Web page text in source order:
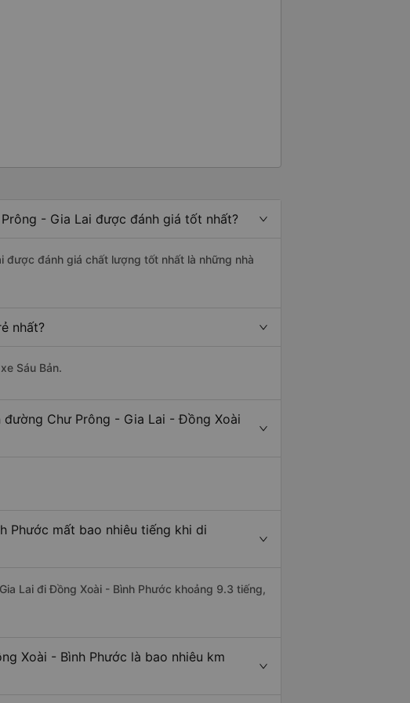
- Gia Lai được đánh giá tốt nhất?
được đánh giá chất lượng tốt nhất là những nhà
nhất?
Sáu Bản.
Chư Prông - Gia Lai - Đồng Xoài
Phước mất bao nhiêu tiếng khi di
Lai đi Đồng Xoài - Bình Phước khoảng 9.3 tiếng,
Xoài - Bình Phước là bao nhiêu km